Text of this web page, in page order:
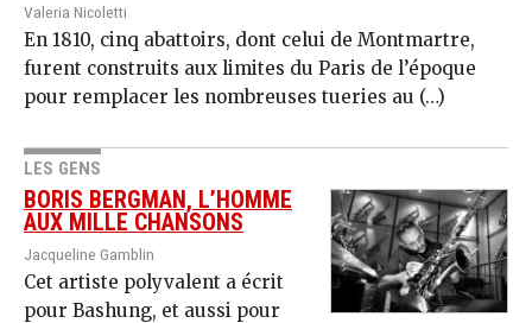
Valeria Nicoletti
En 1810, cinq abattoirs, dont celui de Montmartre,
furent construits aux limites du Paris de l’époque
pour remplacer les nombreuses tueries au (…)
LES GENS
BORIS BERGMAN, L’HOMME
AUX MILLE CHANSONS
Jacqueline Gamblin
Cet artiste polyvalent a écrit
pour Bashung, et aussi pour